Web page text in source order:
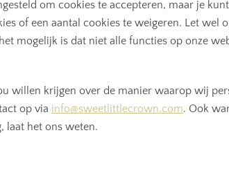
om cookies te accepteren, maar je
of een aantal cookies te weigeren. Let wel
mogelijk is dat niet alle functies op onze
willen krijgen over de manier waarop wij
op via info@sweetlittlecrown.com. Ook
laat het ons weten.